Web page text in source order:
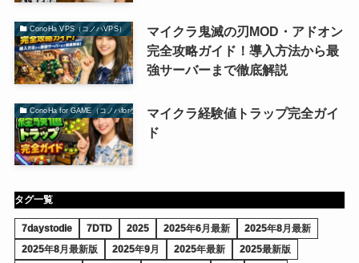
ConoHa VPS（コノハVPS）
マイクラ鬼滅の刃MOD・アドオン
完全攻略ガイド！導入方法から最
強サーバーまで徹底解説
ConoHa for GAME（コノハforゲーム）マイクラ経験値トラップ完全ガイ
ド
タグ一覧
7daystodie 7DTD 2025 2025年6月最新
2025年8月最新
2025年8月最新版
2025年9月 2025年最新
2025最新版